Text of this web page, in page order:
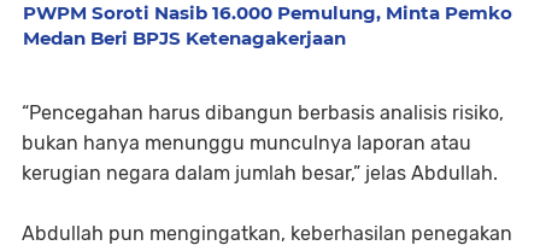
PWPM Soroti Nasib 16.000 Pemulung, Minta Pemko
Medan Beri BPJS Ketenagakerjaan
“Pencegahan harus dibangun berbasis analisis risiko,
bukan hanya menunggu munculnya laporan atau
kerugian negara dalam jumlah besar,” jelas Abdullah.
Abdullah pun mengingatkan, keberhasilan penegakan